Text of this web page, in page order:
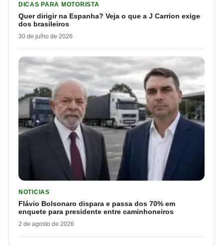
DICAS PARA MOTORISTA
Quer dirigir na Espanha? Veja o que a J Carrion exige
dos brasileiros
30 de julho de 2026
NOTICIAS
Flávio Bolsonaro dispara e passa dos 70% em
enquete para presidente entre caminhoneiros
2 de agosto de 2026